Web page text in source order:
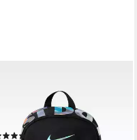
Rucksack Y NK JDI MINI
BKPK 2.0 v2, Für Kinder und
Jugendliche